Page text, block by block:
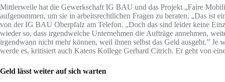
Mittlerweile hat die Gewerkschaft IG BAU und das Projekt „Faire
aufgenommen, um sie in arbeitsrechtlichen Fragen zu beraten. „Das ist
von der IG BAU Oberpfalz am Telefon. „Doch das sind leider keine
wieder so, dass irgendwelche Unternehmen die Aufträge annehmen,
irgendwann nicht mehr können, weil ihnen selbst das Geld ausgeht.” Je
werde es, kritisiert auch Katens Kollege Gerhard Citrich. Er geht von
Geld lässt weiter auf sich warten